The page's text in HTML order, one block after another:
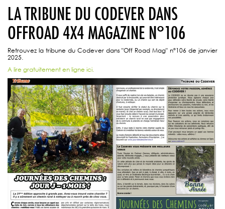
LA TRIBUNE DU CODEVER DANS
OFFROAD 4X4 MAGAZINE N°106
Retrouvez la tribune du Codever dans "Off Road Mag" n°106 de janvier
2025.
A lire gratuitement en ligne ici.